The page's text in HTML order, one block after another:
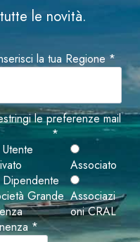
le novità.
la tua Regione *
le preferenze mail
*
Utente
Associato
Dipendente
Grande Associazi
oni CRAL
*